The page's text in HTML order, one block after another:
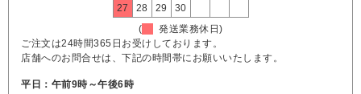
27
28 29
30
(
発送業務休日)
ご注文は24時間365日お受けしております。
店舗へのお問合せは、下記の時間帯にお願いいたします。
平日：午前9時～午後6時